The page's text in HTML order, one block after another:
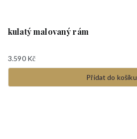
kulatý malovaný rám
3.590 Kč
Přidat do košíku